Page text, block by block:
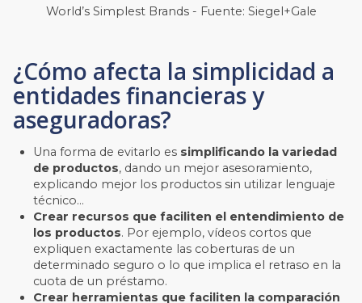
World’s Simplest Brands - Fuente: Siegel+Gale
¿Cómo afecta la simplicidad a
entidades financieras y
aseguradoras?
Una forma de evitarlo es simplificando la variedad
de productos, dando un mejor asesoramiento,
explicando mejor los productos sin utilizar lenguaje
técnico…
Crear recursos que faciliten el entendimiento de
los productos. Por ejemplo, vídeos cortos que
expliquen exactamente las coberturas de un
determinado seguro o lo que implica el retraso en la
cuota de un préstamo.
Crear herramientas que faciliten la comparación